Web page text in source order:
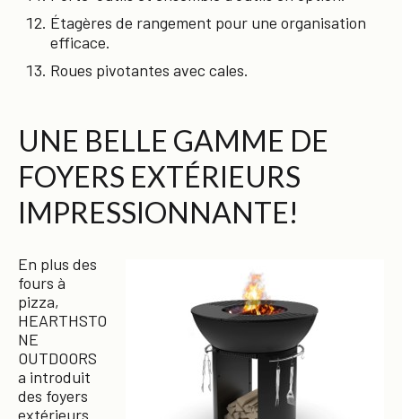
Étagères de rangement pour une organisation
efficace.
Roues pivotantes avec cales.
UNE BELLE GAMME DE
FOYERS EXTÉRIEURS
IMPRESSIONNANTE!
En plus des
fours à
pizza,
HEARTHSTO
NE
OUTDOORS
a introduit
des foyers
extérieurs